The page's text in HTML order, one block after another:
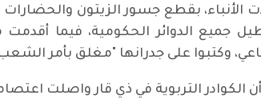
الأنباء، بقطع جسور الزيتون
جميع الدوائر الحكومية، فيما
وكتبوا على جدرانها "مغلق بأمر
أن الكوادر التربوية في ذي قار واصلت